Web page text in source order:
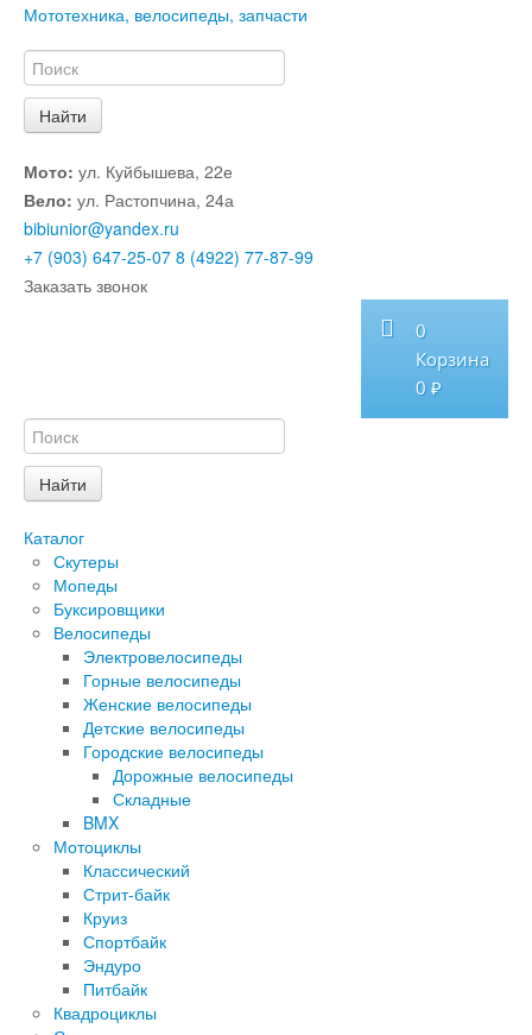
Мототехника, велосипеды, запчасти
Мото: ул. Куйбышева, 22е
Вело: ул. Растопчина, 24а
bibiunior@yandex.ru
+7 (903) 647-25-07 8 (4922) 77-87-99
Заказать звонок
0
Корзина
0 ₽
Каталог
Скутеры
Мопеды
Буксировщики
Велосипеды
Электровелосипеды
Горные велосипеды
Женские велосипеды
Детские велосипеды
Городские велосипеды
Дорожные велосипеды
Складные
BMX
Мотоциклы
Классический
Стрит-байк
Круиз
Спортбайк
Эндуро
Питбайк
Квадроциклы